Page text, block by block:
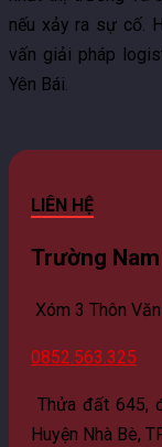
nếu xảy ra sự cố.
vấn giải pháp
Yên Bái.
LIÊN HỆ
Trường
Xóm 3 Thôn
0852.563.325
Thửa đất 645,
Huyện Nhà Bè,